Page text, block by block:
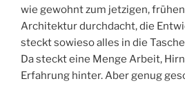
Extensions”
wie gewohnt zum jetzigen,
Architektur durchdacht, die
steckt sowieso alles in die
Da steckt eine Menge Arbeit,
Erfahrung hinter. Aber genug